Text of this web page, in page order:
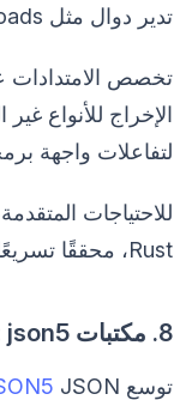
تدير دوال مثل loads() و dumps() السلاسل والكائنات.
لتفاعلات واجهة
Rust، محققًا تسريعًا بمقدار 10 أضعاف.
8. مكتبات Node.js: json5 وغيرها
توسع